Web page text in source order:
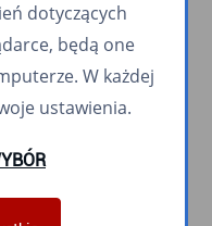
dotyczących
będą one
W każdej
ustawienia.